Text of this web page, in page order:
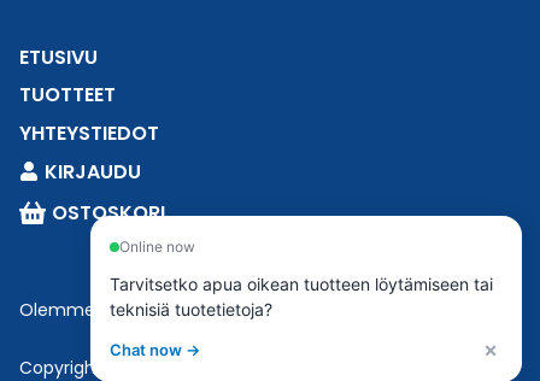
ETUSIVU
TUOTTEET
YHTEYSTIEDOT
KIRJAUDU
OSTOSKORI
Olemme osaEsbeconia.
Copyright © 2023 Esbecon | All Rights Reserved
Online now
Tarvitsetko apua oikean tuotteen löytämiseen tai
teknisiä tuotetietoja?
Chat now → ×